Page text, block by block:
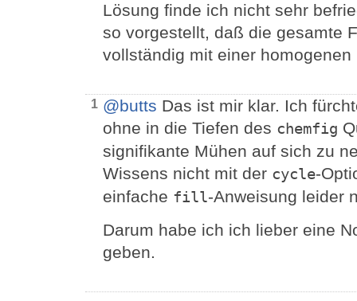
Lösung finde ich nicht sehr
so vorgestellt, daß die gesamte
vollständig mit einer
1 @butts Das ist mir klar. Ich
ohne in die Tiefen des chemfig
signifikante Mühen auf sich zu
Wissens nicht mit der cycle-
einfache fill-Anweisung leider
Darum habe ich ich lieber eine
geben.